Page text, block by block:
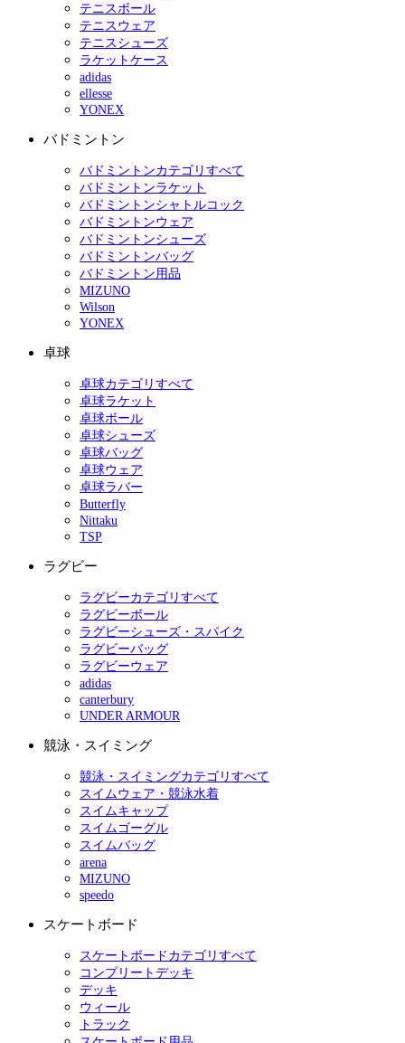
テニスボール
テニスウェア
テニスシューズ
ラケットケース
adidas
ellesse
YONEX
バドミントン
バドミントンカテゴリすべて
バドミントンラケット
バドミントンシャトルコック
バドミントンウェア
バドミントンシューズ
バドミントンバッグ
バドミントン用品
MIZUNO
Wilson
YONEX
卓球
卓球カテゴリすべて
卓球ラケット
卓球ボール
卓球シューズ
卓球バッグ
卓球ウェア
卓球ラバー
Butterfly
Nittaku
TSP
ラグビー
ラグビーカテゴリすべて
ラグビーボール
ラグビーシューズ・スパイク
ラグビーバッグ
ラグビーウェア
adidas
canterbury
UNDER ARMOUR
競泳・スイミング
競泳・スイミングカテゴリすべて
スイムウェア・競泳水着
スイムキャップ
スイムゴーグル
スイムバッグ
arena
MIZUNO
speedo
スケートボード
スケートボードカテゴリすべて
コンプリートデッキ
デッキ
ウィール
トラック